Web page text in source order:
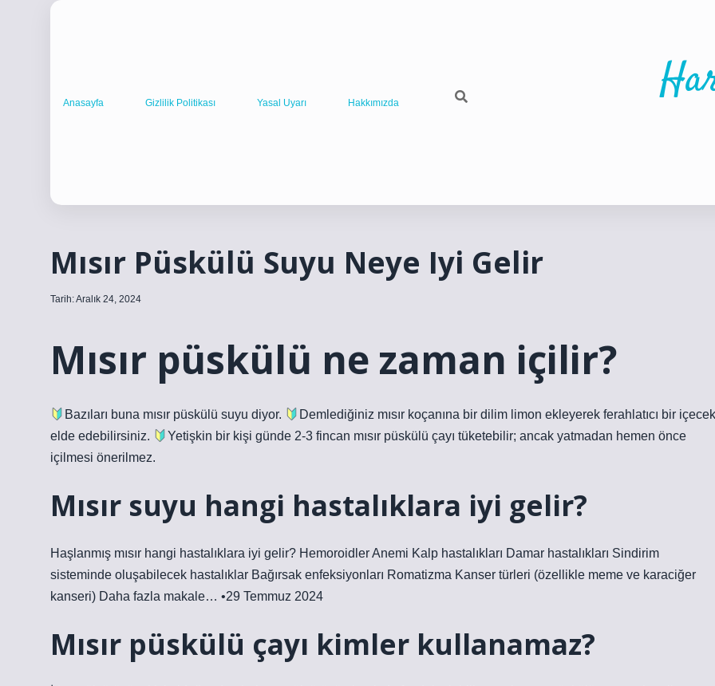
Anasayfa Gizlilik Politikası Yasal Uyarı Hakkımızda
Mısır Püskülü Suyu Neye Iyi Gelir
Tarih: Aralık 24, 2024
Mısır püskülü ne zaman içilir?
Bazıları buna mısır püskülü suyu diyor.
Demlediğiniz mısır koçanına bir dilim limon ekleyerek ferahlatıcı bir
elde edebilirsiniz.
Yetişkin bir kişi günde 2-3 fincan mısır püskülü çayı tüketebilir; ancak yatmadan hemen önce
içilmesi önerilmez.
Mısır suyu hangi hastalıklara iyi gelir?
Haşlanmış mısır hangi hastalıklara iyi gelir? Hemoroidler Anemi Kalp hastalıkları Damar hastalıkları Sindirim
sisteminde oluşabilecek hastalıklar Bağırsak enfeksiyonları Romatizma Kanser türleri (özellikle meme ve karaciğer
kanseri) Daha fazla makale… •29 Temmuz 2024
Mısır püskülü çayı kimler kullanamaz?